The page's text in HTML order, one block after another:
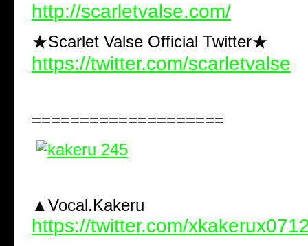
http://scarletvalse.com/
★Scarlet Valse Official Twitter★
https://twitter.com/scarletvalse
====================
▲Vocal.Kakeru
https://twitter.com/